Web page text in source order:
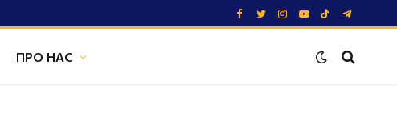
Facebook
TwitterInstagram
YouTube
TikTokTelegram
ПРО НАС